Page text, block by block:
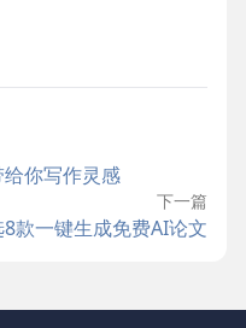
你写作灵感
下一篇
款一键生成免费AI论文